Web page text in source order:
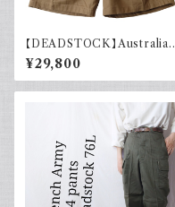
【DEADSTOCK】Australian
army オーストラリア軍 グルカ
ショーツ 40s デッドストック フ
ラッシャー付き ユーロヴィンテ
¥29,800